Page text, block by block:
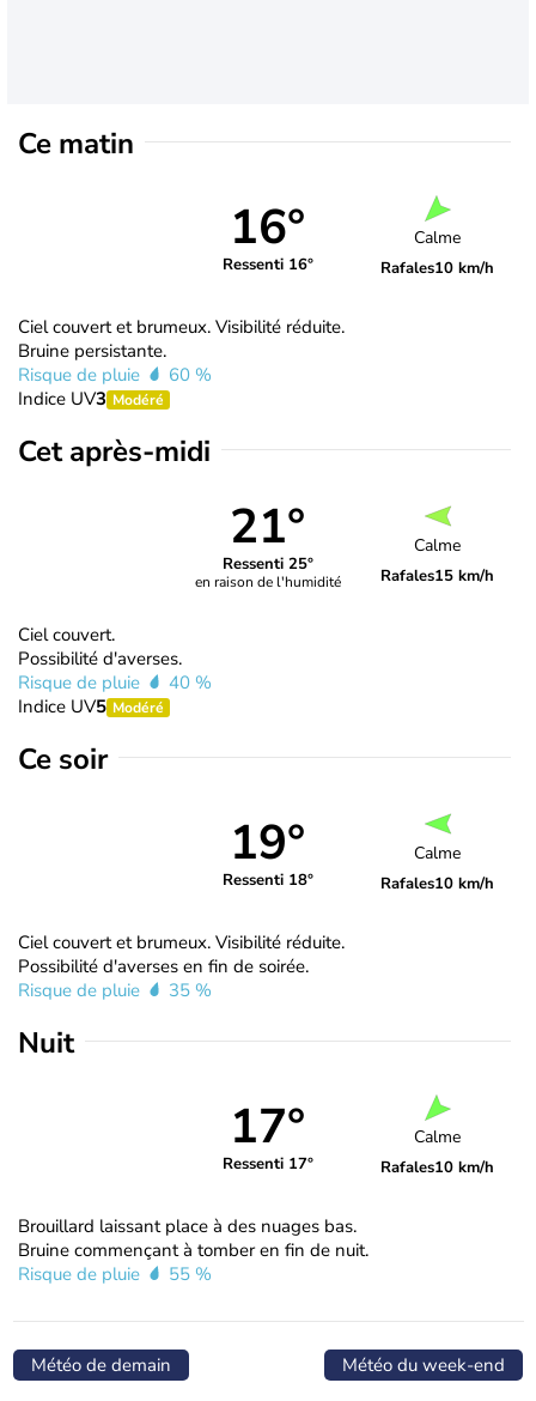
Ce matin
16°
Ressenti 16°
Calme
Rafales10 km/h
Ciel couvert et brumeux. Visibilité réduite.
Bruine persistante.
Risque de pluie
60 %
Indice UV3 Modéré
Cet après-midi
21°
Ressenti 25°
en raison de l'humidité
Calme
Rafales15 km/h
Ciel couvert.
Possibilité d'averses.
Risque de pluie
40 %
Indice UV5 Modéré
Ce soir
19°
Ressenti 18°
Calme
Rafales10 km/h
Ciel couvert et brumeux. Visibilité réduite.
Possibilité d'averses en fin de soirée.
Risque de pluie
35 %
Nuit
17°
Ressenti 17°
Calme
Rafales10 km/h
Brouillard laissant place à des nuages bas.
Bruine commençant à tomber en fin de nuit.
Risque de pluie
55 %
Météo de demain Météo du week-end